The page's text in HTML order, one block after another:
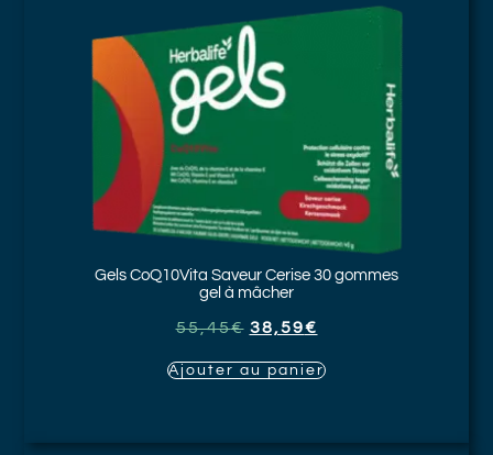
Gels CoQ10Vita Saveur Cerise 30 gommes
gel à mâcher
55,45€ 38,59€
Ajouter au panier